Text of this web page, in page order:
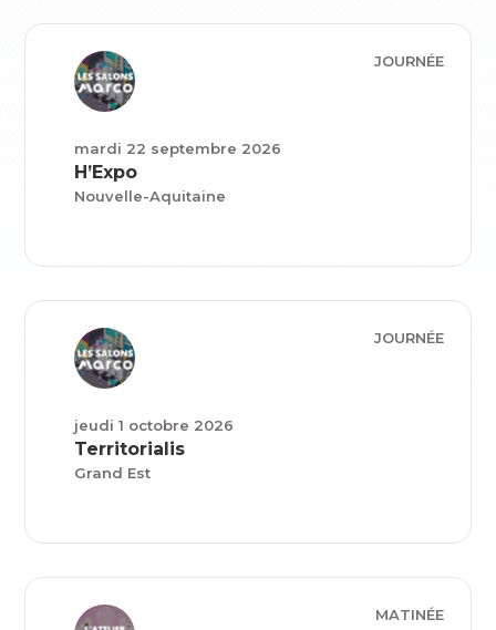
JOURNÉE
mardi 22 septembre 2026
H’Expo
Nouvelle-Aquitaine
JOURNÉE
jeudi 1 octobre 2026
Territorialis
Grand Est
MATINÉE